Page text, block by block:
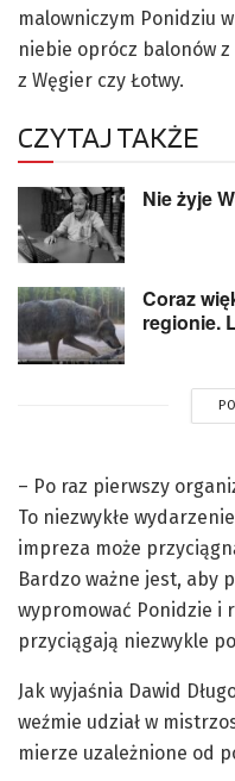
malowniczym Ponidziu
niebie oprócz balonów
z Węgier czy Łotwy.
CZYTAJ TAKŻE
Nie żyje
Coraz
regionie.
– Po raz pierwszy
To niezwykłe
impreza może
Bardzo ważne jest, aby
wypromować Ponidzie i
przyciągają niezwykle
Jak wyjaśnia Dawid
weźmie udział w
mierze uzależnione od